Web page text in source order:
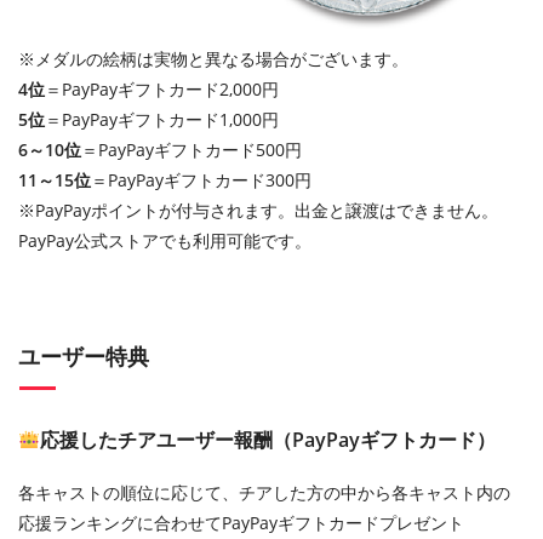
※メダルの絵柄は実物と異なる場合がございます。
4位＝PayPayギフトカード2,000円
5位＝PayPayギフトカード1,000円
6～10位＝PayPayギフトカード500円
11～15位＝PayPayギフトカード300円
※PayPayポイントが付与されます。出金と譲渡はできません。
PayPay公式ストアでも利用可能です。
ユーザー特典
応援したチアユーザー報酬（PayPayギフトカード）
各キャストの順位に応じて、チアした方の中から各キャスト内の
応援ランキングに合わせてPayPayギフトカードプレゼント